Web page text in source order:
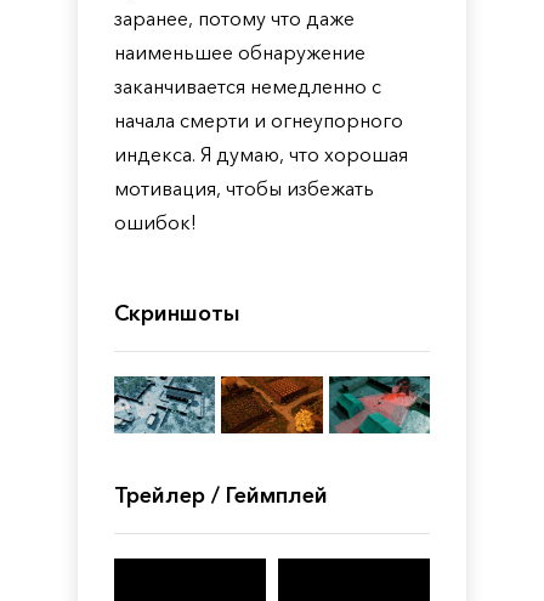
заранее, потому что даже
наименьшее обнаружение
заканчивается немедленно с
начала смерти и огнеупорного
индекса. Я думаю, что хорошая
мотивация, чтобы избежать
ошибок!
Скриншоты
Трейлер / Геймплей